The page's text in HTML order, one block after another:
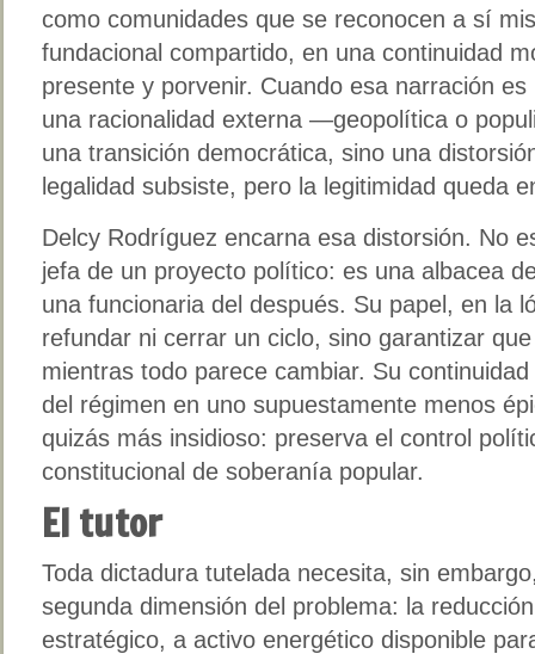
como comunidades que se reconocen a sí
fundacional compartido, en una continuidad
presente y porvenir. Cuando esa narración
una racionalidad externa —geopolítica o
una transición democrática, sino una
legalidad subsiste, pero la legitimidad queda
Delcy Rodríguez encarna esa distorsión. No
jefa de un proyecto político: es una albacea
una funcionaria del después. Su papel, en la
refundar ni cerrar un ciclo, sino garantizar
mientras todo parece cambiar. Su
del régimen en uno supuestamente menos
quizás más insidioso: preserva el control
constitucional de soberanía popular.
El tutor
Toda dictadura tutelada necesita, sin
segunda dimensión del problema: la
estratégico, a activo energético disponible